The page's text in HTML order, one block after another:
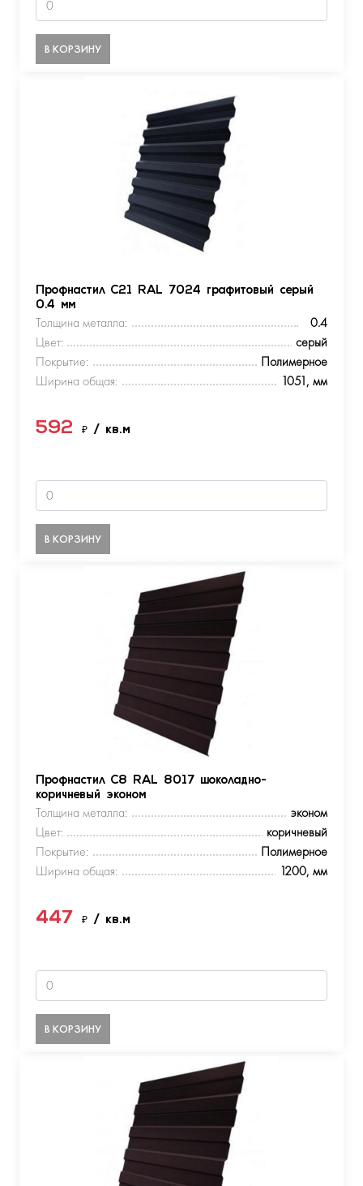
В КОРЗИНУ
Профнастил С21 RAL 7024 графитовый серый
0.4 мм
Толщина металла:
0.4
Цвет:
серый
Покрытие:
Полимерное
Ширина общая:
1051, мм
592 ₽ / кв.м
В КОРЗИНУ
Профнастил С8 RAL 8017 шоколадно-
коричневый эконом
Толщина металла:
эконом
Цвет:
коричневый
Покрытие:
Полимерное
Ширина общая:
1200, мм
447 ₽ / кв.м
В КОРЗИНУ